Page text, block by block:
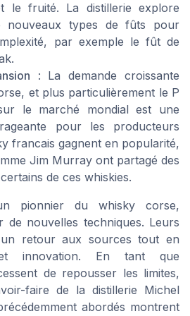
le fruité. La distillerie explore
nouveaux types de fûts pour
par exemple le fût de
: La demande croissante
et plus particulièrement le P
le marché mondial est une
pour les producteurs
francais gagnent en popularité,
Jim Murray ont partagé des
de ces whiskies.
pionnier du whisky corse,
de nouvelles techniques. Leurs
un retour aux sources tout en
innovation. En tant que
de repousser les limites,
faire de la distillerie Michel
abordés montrent